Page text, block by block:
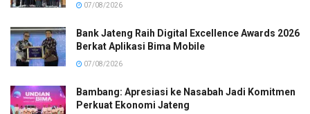
07/08/2026
Bank Jateng Raih Digital Excellence Awards 2026
Berkat Aplikasi Bima Mobile
07/08/2026
Bambang: Apresiasi ke Nasabah Jadi Komitmen
Perkuat Ekonomi Jateng